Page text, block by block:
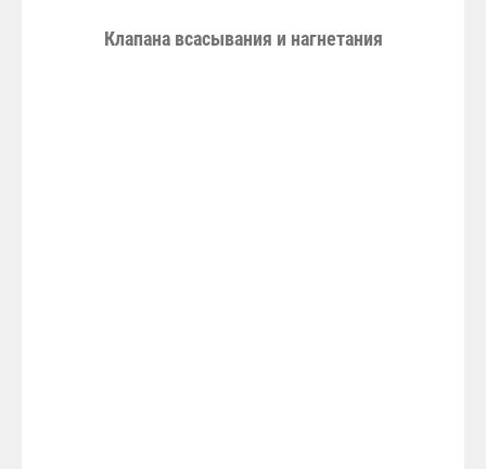
Клапана всасывания и нагнетания